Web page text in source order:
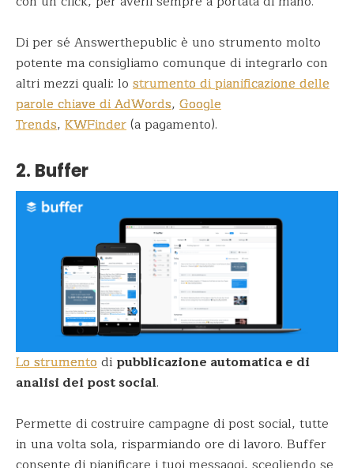
Di per sé Answerthepublic è uno strumento molto
potente ma consigliamo comunque di integrarlo con
altri mezzi quali: lo strumento di pianificazione delle
parole chiave di AdWords, Google
Trends, KWFinder(a pagamento).
2. Buffer
Lo strumentodi pubblicazione automatica e di
analisi dei post social.
Permette di costruire campagne di post social, tutte
in una volta sola, risparmiando ore di lavoro. Buffer